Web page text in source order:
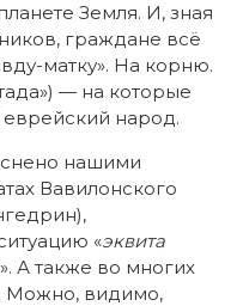
Земля. И, зная
граждане всё
матку». На корню.
— на которые
народ.
нашими
Вавилонского
«эквита
А также во многих
Можно, видимо,